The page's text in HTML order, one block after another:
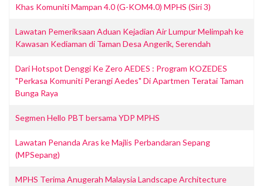
Khas Komuniti Mampan 4.0 (G-KOM4.0) MPHS (Siri 3)
Lawatan Pemeriksaan Aduan Kejadian Air Lumpur Melimpah ke
Kawasan Kediaman di Taman Desa Angerik, Serendah
Dari Hotspot Denggi Ke Zero AEDES : Program KOZEDES
"Perkasa Komuniti Perangi Aedes" Di Apartmen Teratai Taman
Bunga Raya
Segmen Hello PBT bersama YDP MPHS
Lawatan Penanda Aras ke Majlis Perbandaran Sepang
(MPSepang)
MPHS Terima Anugerah Malaysia Landscape Architecture